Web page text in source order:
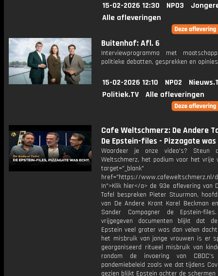
15-02-2026 12:30 NPO3
Alle afleveringen
Buitenhof: Afl. 6
Interviewprogramma met
politieke debatten, gesprekken en
15-02-2026 12:10 NPO2
Politiek.TV
Alle afleveringen
Cafe Weltschmerz: De Andere
De Epstein-files - Pizzagate
Waardeer je onze video's? Steun
Weltschmerz, het podium voor het vrije
target="_blank"
href="https://www.cafeweltschmerz.nl/
In">Klik hier</a> de 93e aflevering van
Tafel bespreken Pieter Stuurman,
van De Andere Krant Karel Beckman
Sander Compagner de Epstein-
vrijgegeven documenten blijkt dat
Epstein veel groter was dan velen
het misbruik van jonge vrouwen is er
georganiseerd ritueel misbruik van
rondom de invoering van
pandemiebeleid zoals we dat tijdens
gezien blijkt Epstein achter de